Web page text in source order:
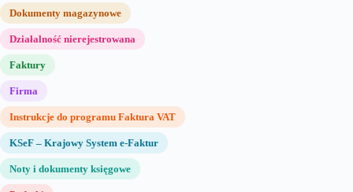
Dokumenty magazynowe
Działalność nierejestrowana
Faktury
Firma
Instrukcje do programu Faktura VAT
KSeF – Krajowy System e-Faktur
Noty i dokumenty księgowe